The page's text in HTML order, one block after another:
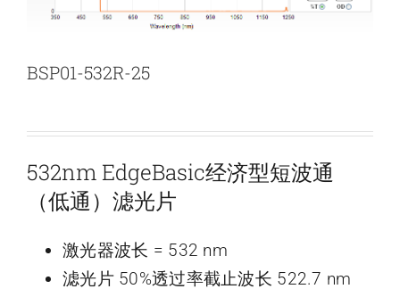
关于量感
联系我们
BSP01-532R-25
532nm EdgeBasic经济型短波通
（低通）滤光片
激光器波长 = 532 nm
滤光片 50%透过率截止波长 522.7 nm